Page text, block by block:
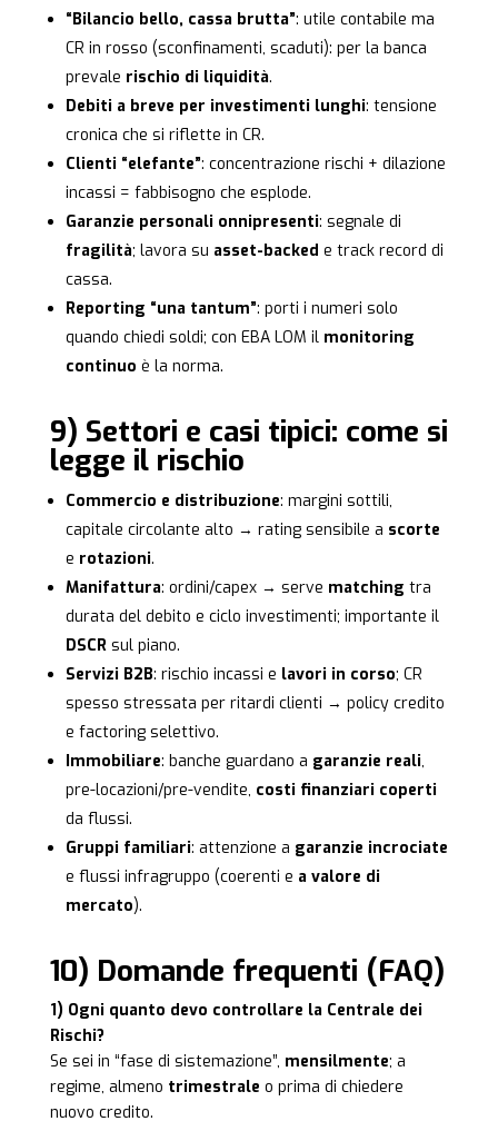
“Bilancio bello, cassa brutta”: utile contabile ma
CR in rosso (sconfinamenti, scaduti): per la banca
prevale rischio di liquidità.
Debiti a breve per investimenti lunghi: tensione
cronica che si riflette in CR.
Clienti “elefante”: concentrazione rischi + dilazione
incassi = fabbisogno che esplode.
Garanzie personali onnipresenti: segnale di
fragilità; lavora su asset-backed e track record di
cassa.
Reporting “una tantum”: porti i numeri solo
quando chiedi soldi; con EBA LOM il monitoring
continuo è la norma.
9) Settori e casi tipici: come si
legge il rischio
Commercio e distribuzione: margini sottili,
capitale circolante alto → rating sensibile a scorte
e rotazioni.
Manifattura: ordini/capex → serve matching tra
durata del debito e ciclo investimenti; importante il
DSCRsul piano.
Servizi B2B: rischio incassi e lavori in corso; CR
spesso stressata per ritardi clienti → policy credito
e factoring selettivo.
Immobiliare: banche guardano a garanzie reali,
pre-locazioni/pre-vendite, costi finanziari coperti
da flussi.
Gruppi familiari: attenzione a garanzie incrociate
e flussi infragruppo (coerenti e a valore di
mercato).
10) Domande frequenti (FAQ)
1) Ogni quanto devo controllare la Centrale dei
Rischi?
Se sei in “fase di sistemazione”, mensilmente; a
regime, almeno trimestrale o prima di chiedere
nuovo credito.